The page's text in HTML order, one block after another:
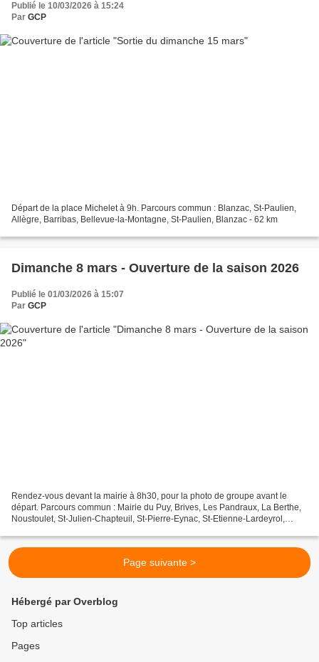
Publié le 10/03/2026 à 15:24
Par GCP
Départ de la place Michelet à 9h. Parcours commun : Blanzac, St-Paulien,
Allègre, Barribas, Bellevue-la-Montagne, St-Paulien, Blanzac - 62 km
Dimanche 8 mars - Ouverture de la saison 2026
Publié le 01/03/2026 à 15:07
Par GCP
Rendez-vous devant la mairie à 8h30, pour la photo de groupe avant le
départ. Parcours commun : Mairie du Puy, Brives, Les Pandraux, La Berthe,
Noustoulet, St-Julien-Chapteuil, St-Pierre-Eynac, St-Etienne-Lardeyrol,
Page suivante >
Hébergé par Overblog
Top articles
Pages